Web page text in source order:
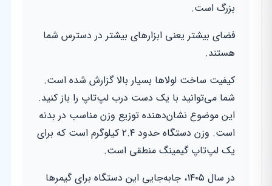
بزرگ است.
فضای بیشتر یعنی ابزارهای بیشتر در دسترس شما
هستند.
کیفیت ساخت لولاها بسیار بالا گزارش شده است.
شما می‌توانید با یک دست درب لپ‌تاپ را باز کنید.
این موضوع نشان‌دهنده توزیع وزن مناسب در بدنه
است. وزن دستگاه حدود ۲.۴ کیلوگرم است که برای
یک لپ‌تاپ گیمینگ منطقی است.
در سال ۱۴۰۵، جابه‌جایی این دستگاه برای گیمرها